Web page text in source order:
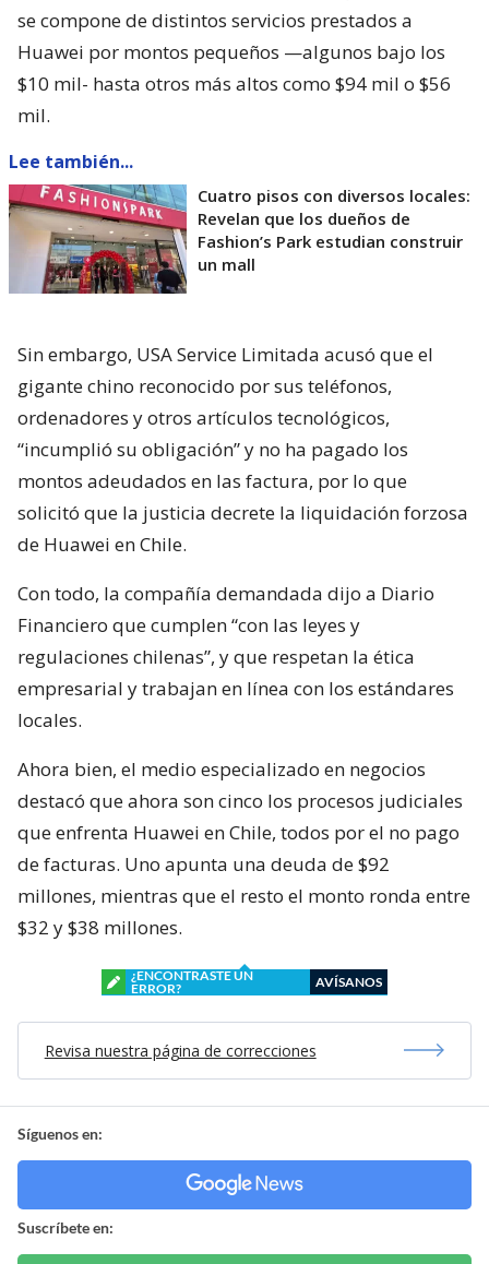
se compone de distintos servicios prestados a
Huawei por montos pequeños —algunos bajo los
$10 mil- hasta otros más altos como $94 mil o $56
mil.
Lee también...
Cuatro pisos con diversos locales:
Revelan que los dueños de
Fashion’s Park estudian construir
un mall
Sin embargo, USA Service Limitada acusó que el
gigante chino reconocido por sus teléfonos,
ordenadores y otros artículos tecnológicos,
“incumplió su obligación” y no ha pagado los
montos adeudados en las factura, por lo que
solicitó que la justicia decrete la liquidación forzosa
de Huawei en Chile.
Con todo, la compañía demandada dijo a Diario
Financiero que cumplen “con las leyes y
regulaciones chilenas”, y que respetan la ética
empresarial y trabajan en línea con los estándares
locales.
Ahora bien, el medio especializado en negocios
destacó que ahora son cinco los procesos judiciales
que enfrenta Huawei en Chile, todos por el no pago
de facturas. Uno apunta una deuda de $92
millones, mientras que el resto el monto ronda entre
$32 y $38 millones.
¿ENCONTRASTE UN
ERROR?
AVÍSANOS
Revisa nuestra página de correcciones
Síguenos en:
Suscríbete en: